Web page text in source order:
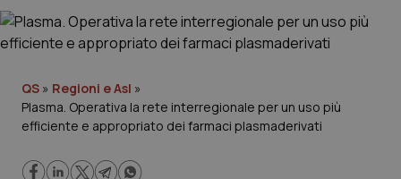
Governo e Parlamento
Regioni e Asl
QS » Regioni e Asl »
Plasma. Operativa la rete interregionale per un uso più
efficiente e appropriato dei farmaci plasmaderivati